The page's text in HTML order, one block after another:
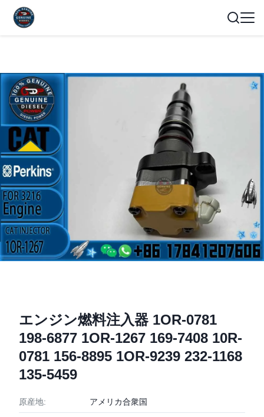
エンジン燃料注入器 1OR-0781
198-6877 1OR-1267 169-7408 10R-
0781 156-8895 1OR-9239 232-1168
135-5459
原産地: アメリカ合衆国